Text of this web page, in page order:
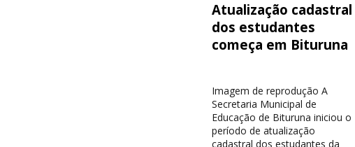
Atualização cadastral
dos estudantes
começa em Bituruna
Imagem de reprodução A
Secretaria Municipal de
Educação de Bituruna iniciou o
período de atualização
cadastral dos estudantes da